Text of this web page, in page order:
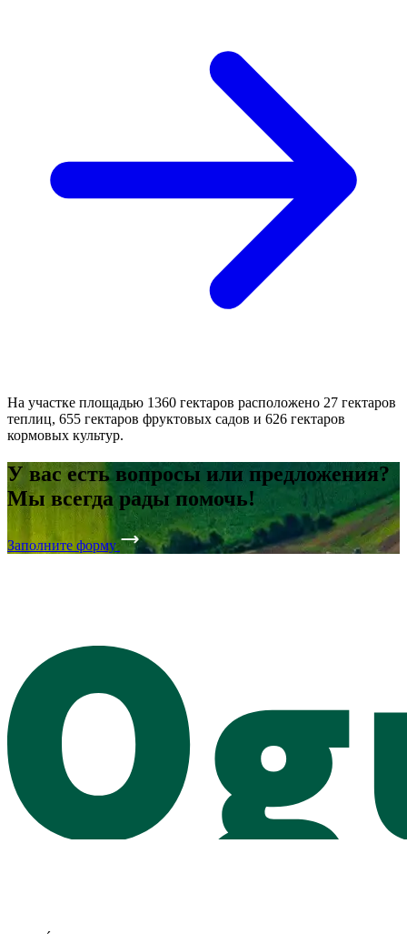
На участке площадью 1360 гектаров расположено 27 гектаров
теплиц, 655 гектаров фруктовых садов и 626 гектаров
кормовых культур.
У вас есть вопросы или предложения?
Мы всегда рады помочь!
Заполните форму